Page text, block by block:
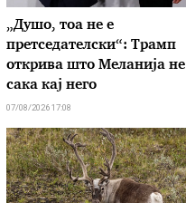
„Душо, тоа не е
претседателски“: Трамп
открива што Меланија не
сака кај него
07/08/2026 17:08